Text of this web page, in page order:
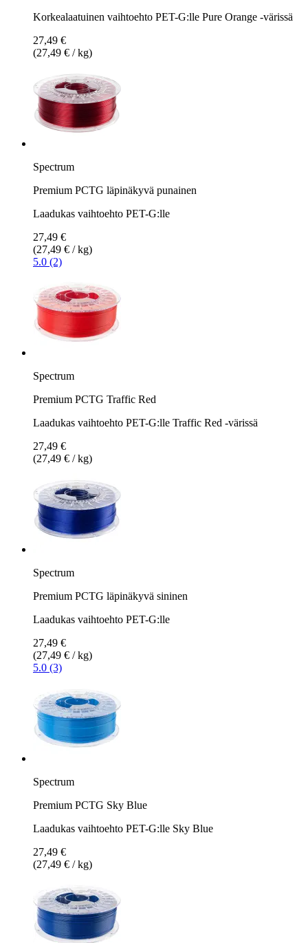
Korkealaatuinen vaihtoehto PET-G:lle Pure Orange -värissä
27,49 €
(27,49 € / kg)
Spectrum
Premium PCTG läpinäkyvä punainen
Laadukas vaihtoehto PET-G:lle
27,49 €
(27,49 € / kg)
5.0 (2)
Spectrum
Premium PCTG Traffic Red
Laadukas vaihtoehto PET-G:lle Traffic Red -värissä
27,49 €
(27,49 € / kg)
Spectrum
Premium PCTG läpinäkyvä sininen
Laadukas vaihtoehto PET-G:lle
27,49 €
(27,49 € / kg)
5.0 (3)
Spectrum
Premium PCTG Sky Blue
Laadukas vaihtoehto PET-G:lle Sky Blue
27,49 €
(27,49 € / kg)